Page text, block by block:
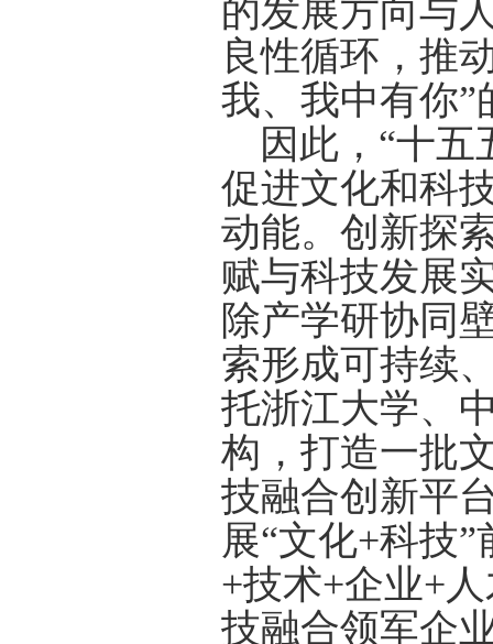
的发展方向与
良性循环，推
我、我中有你”
因此，“十
促进文化和科
动能。创新探
赋与科技发展
除产学研协同
索形成可持续
托浙江大学、
构，打造一批
技融合创新平
展“文化+科技”
+技术+企业+
技融合领军企